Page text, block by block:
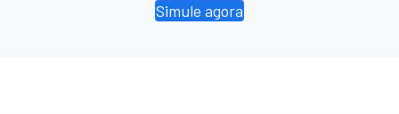
Simule agora